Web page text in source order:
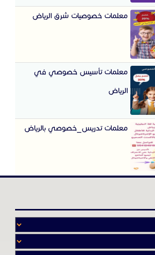
معلمات خصوصيات شرق الرياض
معلمات تأسيس خصوصي في
الرياض
معلمات تدريس_خصوصي بالرياض